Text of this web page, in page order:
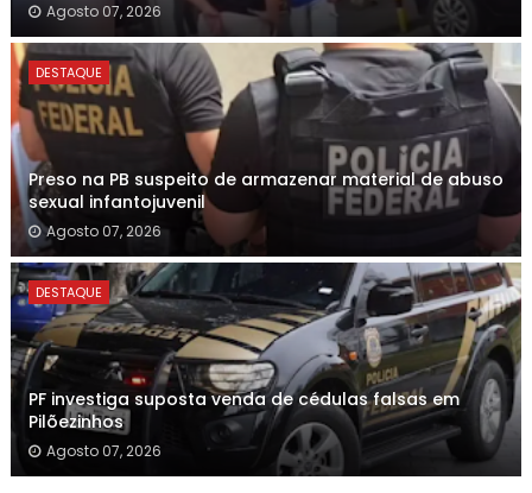
Agosto 07, 2026
DESTAQUE
Preso na PB suspeito de armazenar material de abuso
sexual infantojuvenil
Agosto 07, 2026
DESTAQUE
PF investiga suposta venda de cédulas falsas em
Pilõezinhos
Agosto 07, 2026